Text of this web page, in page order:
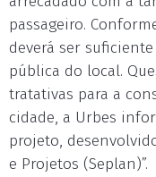
passageiro.
deverá ser
pública do local.
tratativas para a
cidade, a Urbes
projeto,
e Projetos (Seplan)”.